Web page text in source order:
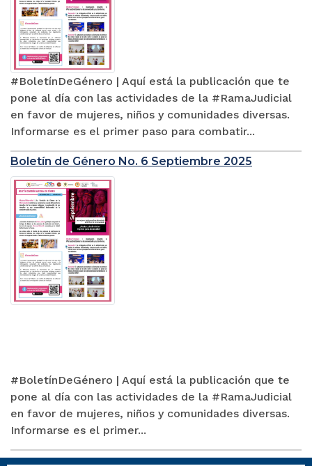
#BoletínDeGénero | Aquí está la publicación que te
pone al día con las actividades de la #RamaJudicial
en favor de mujeres, niños y comunidades diversas.
Informarse es el primer paso para combatir...
Boletín de Género No. 6 Septiembre 2025
#BoletínDeGénero | Aquí está la publicación que te
pone al día con las actividades de la #RamaJudicial
en favor de mujeres, niños y comunidades diversas.
Informarse es el primer...